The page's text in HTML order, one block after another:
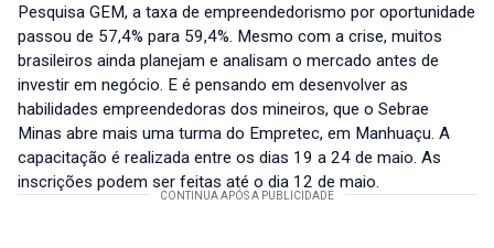
Pesquisa GEM, a taxa de empreendedorismo por oportunidade
passou de 57,4% para 59,4%. Mesmo com a crise, muitos
brasileiros ainda planejam e analisam o mercado antes de
investir em negócio. E é pensando em desenvolver as
habilidades empreendedoras dos mineiros, que o Sebrae
Minas abre mais uma turma do Empretec, em Manhuaçu. A
capacitação é realizada entre os dias 19 a 24 de maio. As
inscrições podem ser feitas até o dia 12 de maio.